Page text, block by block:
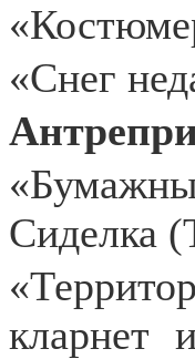
«Снег
Сиделка
кларнет